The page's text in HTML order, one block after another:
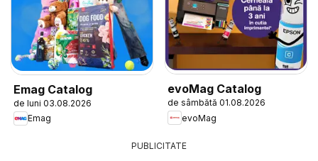
Emag Catalog
de luni 03.08.2026
Emag
evoMag Catalog
de sâmbătă 01.08.2026
evoMag
PUBLICITATE